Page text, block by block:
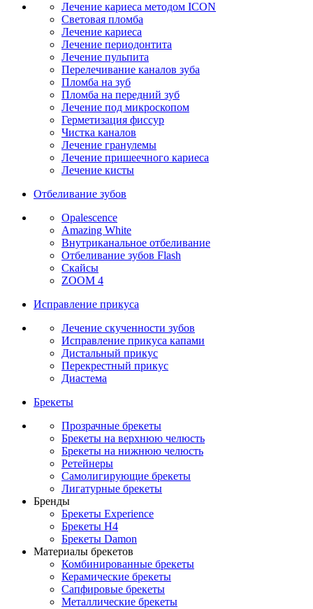
Лечение кариеса методом ICON
Световая пломба
Лечение кариеса
Лечение периодонтита
Лечение пульпита
Перелечивание каналов зуба
Пломба на зуб
Пломба на передний зуб
Лечение под микроскопом
Герметизация фиссур
Чистка каналов
Лечение гранулемы
Лечение пришеечного кариеса
Лечение кисты
Отбеливание зубов
Opalescence
Amazing White
Внутриканальное отбеливание
Отбеливание зубов Flash
Скайсы
ZOOM 4
Исправление прикуса
Лечение скученности зубов
Исправление прикуса капами
Дистальный прикус
Перекрестный прикус
Диастема
Брекеты
Прозрачные брекеты
Брекеты на верхнюю челюсть
Брекеты на нижнюю челюсть
Ретейнеры
Самолигирующие брекеты
Лигатурные брекеты
Бренды
Брекеты Experience
Брекеты H4
Брекеты Damon
Материалы брекетов
Комбинированные брекеты
Керамические брекеты
Сапфировые брекеты
Металлические брекеты